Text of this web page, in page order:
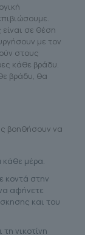
σε θέση
με τον
στους
κάθε βράδυ.
βράδυ, θα
βοηθήσουν να
κάθε μέρα.
κοντά στην
αφήνετε
και του
νικοτίνη